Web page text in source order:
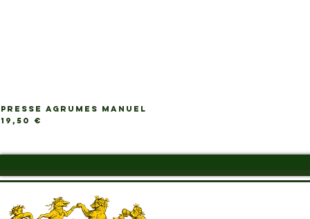
PRESSE AGRUMES MANUEL
Prix
19,50 €